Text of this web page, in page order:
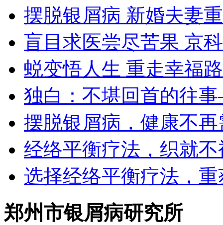
摆脱银屑病 新婚夫妻
盲目求医尝尽苦果 京
蜕变悟人生 重走幸福路
独白：不堪回首的往
摆脱银屑病，健康不
经络平衡疗法，织就
选择经络平衡疗法，
郑州市银屑病研究所